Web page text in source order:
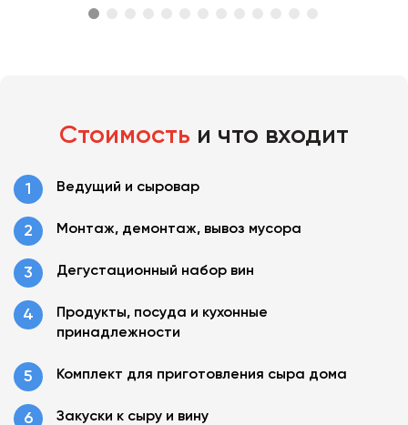
Стоимость и что входит
Ведущий и сыровар
Монтаж, демонтаж, вывоз мусора
Дегустационный набор вин
Продукты, посуда и кухонные
принадлежности
Комплект для приготовления сыра дома
Закуски к сыру и вину